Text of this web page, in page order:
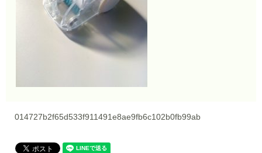
014727b2f65d533f911491e8ae9fb6c102b0fb99ab